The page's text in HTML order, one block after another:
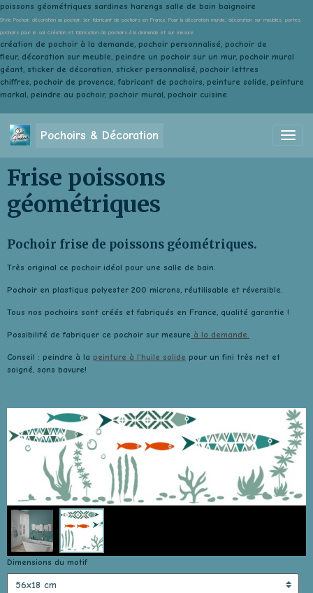
poissons géométriques sardines harengs salle de bain baignoire
Style Pochoir, décoration au pochoir, 1er fabricant de pochoirs en France. Pour la décoration murale, décoration sur meubles, portes,
pochoirs pour le sol. Création et fabrication de pochoirs à la demande et sur mesure.
création de pochoir à la demande, pochoir personnalisé, pochoir de
fleur, décoration sur meuble, peindre un pochoir sur un mur, pochoir mural
géant, sticker de décoration, sticker personnalisé, pochoir lettres
chiffres, pochoir de provence, fabricant de pochoirs, peinture solide, peinture
markal, peindre au pochoir, pochoir mural, pochoir cuisine
Pochoirs & Décoration
Frise poissons
géométriques
Pochoir frise de poissons géométriques.
Très original ce pochoir idéal pour une salle de bain.
Pochoir en plastique polyester 200 microns, réutilisable et réversible.
Tous nos pochoirs sont créés et fabriqués en France, qualité garantie !
Possibilité de fabriquer ce pochoir sur mesure à la demande.
Conseil : peindre à la peinture à l'huile solide pour un fini très net et
soigné, sans bavure!
Dimensions du motif